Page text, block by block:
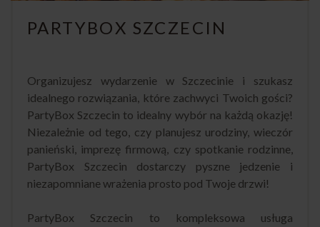
PARTYBOX SZCZECIN
Organizujesz wydarzenie w Szczecinie i szukasz
idealnego rozwiązania, które zachwyci Twoich gości?
PartyBox Szczecin to idealny wybór na każdą okazję!
Niezależnie od tego, czy planujesz urodziny, wieczór
panieński, imprezę firmową, czy spotkanie rodzinne,
PartyBox Szczecin dostarczy pyszne jedzenie i
niezapomniane wrażenia prosto pod Twoje drzwi!
PartyBox Szczecin to kompleksowa usługa